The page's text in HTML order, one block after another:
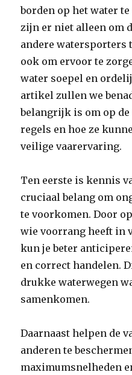
borden op het water
zijn er niet alleen om
andere watersporters
ook om ervoor te
water soepel en
artikel zullen we
belangrijk is om op de
regels en hoe ze
veilige vaarervaring.
Ten eerste is kennis
cruciaal belang om
te voorkomen. Door
wie voorrang heeft in
kun je beter
en correct handelen.
drukke waterwegen
samenkomen.
Daarnaast helpen de
anderen te
maximumsnelheden